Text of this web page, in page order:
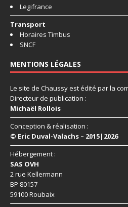
Legifrance
Transport
Horaires Timbus
SNCF
MENTIONS LÉGALES
Le site de Chaussy est édité par la
Directeur de publication :
Michaël Rollois
Conception & réalisation :
© Eric Duval-Valachs – 2015|2026
Hébergement :
SAS OVH
2 rue Kellermann
BP 80157
59100 Roubaix